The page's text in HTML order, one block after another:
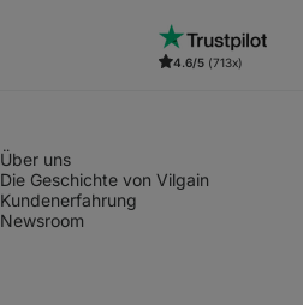
4.6/5 (713x)
Über uns
Die Geschichte von Vilgain
Kundenerfahrung
Newsroom